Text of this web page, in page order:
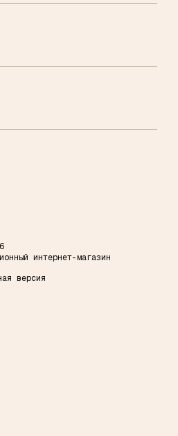
интернет-магазин
версия